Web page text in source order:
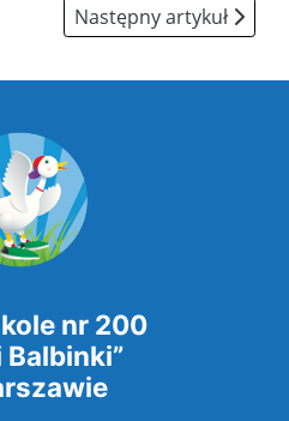
Następny artykuł:
Następny artykuł
nr 200
Balbinki”